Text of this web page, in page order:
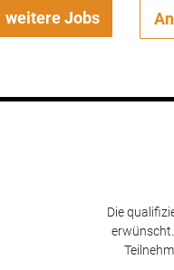
weitere Jobs
Die